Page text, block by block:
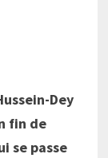
Dey
fin de
se passe